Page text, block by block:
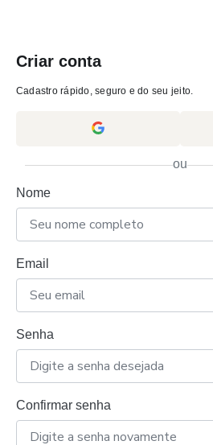
Criar conta
Cadastro rápido, seguro e do seu jeito.
ou
Nome
Email
Senha
Confirmar senha